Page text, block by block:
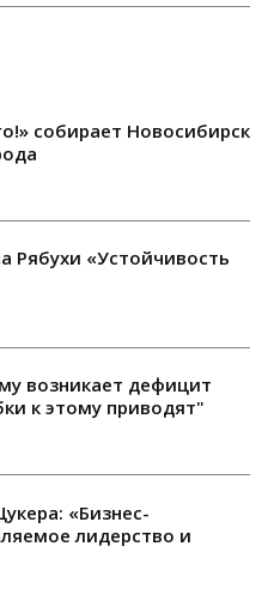
собирает Новосибирск
Рябухи «Устойчивость
возникает дефицит
к этому приводят"
«Бизнес-
лидерство и